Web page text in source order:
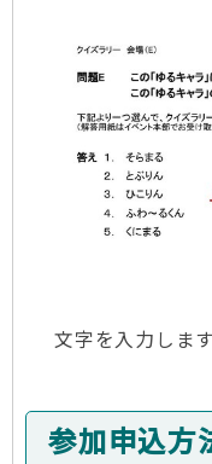
文字を入力します
参加申込方